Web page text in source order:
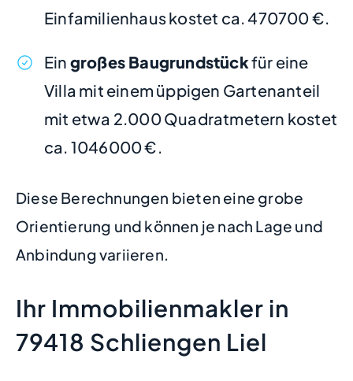
Einfamilienhaus kostet ca. 470700 €.
Ein großes Baugrundstückfür eine
Villa mit einem üppigen Gartenanteil
mit etwa 2.000 Quadratmetern kostet
ca. 1046000 €.
Diese Berechnungen bieten eine grobe
Orientierung und können je nach Lage und
Anbindung variieren.
Ihr Immobilienmakler in
79418 Schliengen Liel